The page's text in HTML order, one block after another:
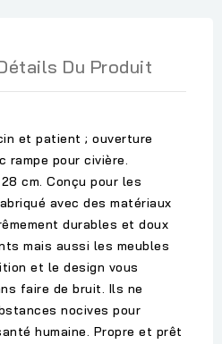
Du Produit
et patient ; ouverture
rampe pour civière.
cm. Conçu pour les
avec des matériaux
durables et doux
mais aussi les meubles
et le design vous
faire de bruit. Ils ne
nocives pour
humaine. Propre et prêt